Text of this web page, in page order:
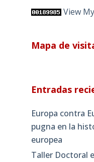
View
Mapa de
Entradas
Europa contra
pugna en la
europea
Taller Doctoral